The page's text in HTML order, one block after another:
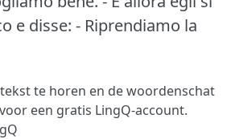
e disse: - Riprendiamo la
te horen en de woordenschat
voor een gratis LingQ-account.